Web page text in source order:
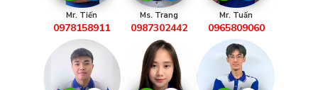
Mr. Tiến
0978158911
Ms. Trang
0987302442
Mr. Tuấn
0965809060